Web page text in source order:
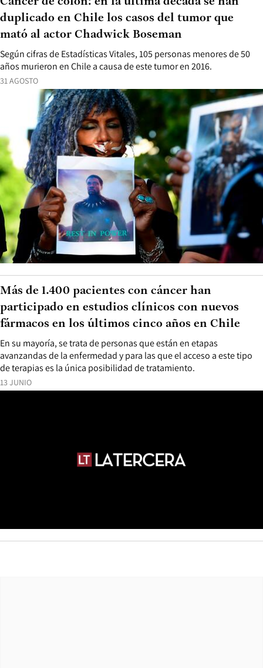
31 AGOSTO
Según cifras de Estadísticas Vitales, 105 personas menores de 50
años murieron en Chile a causa de este tumor en 2016.
duplicado en Chile los casos del tumor que
mató al actor Chadwick Boseman
13 JUNIO
En su mayoría, se trata de personas que están en etapas
avanzandas de la enfermedad y para las que el acceso a este tipo
de terapias es la única posibilidad de tratamiento.
Más de 1.400 pacientes con cáncer han
participado en estudios clínicos con nuevos
fármacos en los últimos cinco años en Chile